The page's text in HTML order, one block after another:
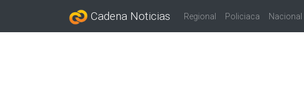
Cadena Noticias Regional Policiaca Nacional